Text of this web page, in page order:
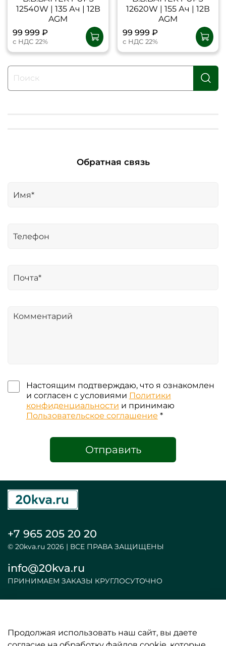
12540W | 135 Ач | 12В
AGM
99 999 ₽
с НДС 22%
12620W | 155 Ач | 12В
AGM
99 999 ₽
с НДС 22%
Обратная связь
Настоящим подтверждаю, что я ознакомлен
и согласен с условиями Политики
конфиденциальности и принимаю
Пользовательское соглашение *
Отправить
ООО «АКБ и ИБП»
+7 965 205 20 20
© 20kva.ru 2026 | ВСЕ ПРАВА ЗАЩИЩЕНЫ
info@20kva.ru
ПРИНИМАЕМ ЗАКАЗЫ КРУГЛОСУТОЧНО
Продолжая использовать наш сайт, вы даете